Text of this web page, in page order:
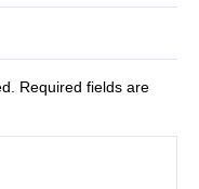
Required fields are